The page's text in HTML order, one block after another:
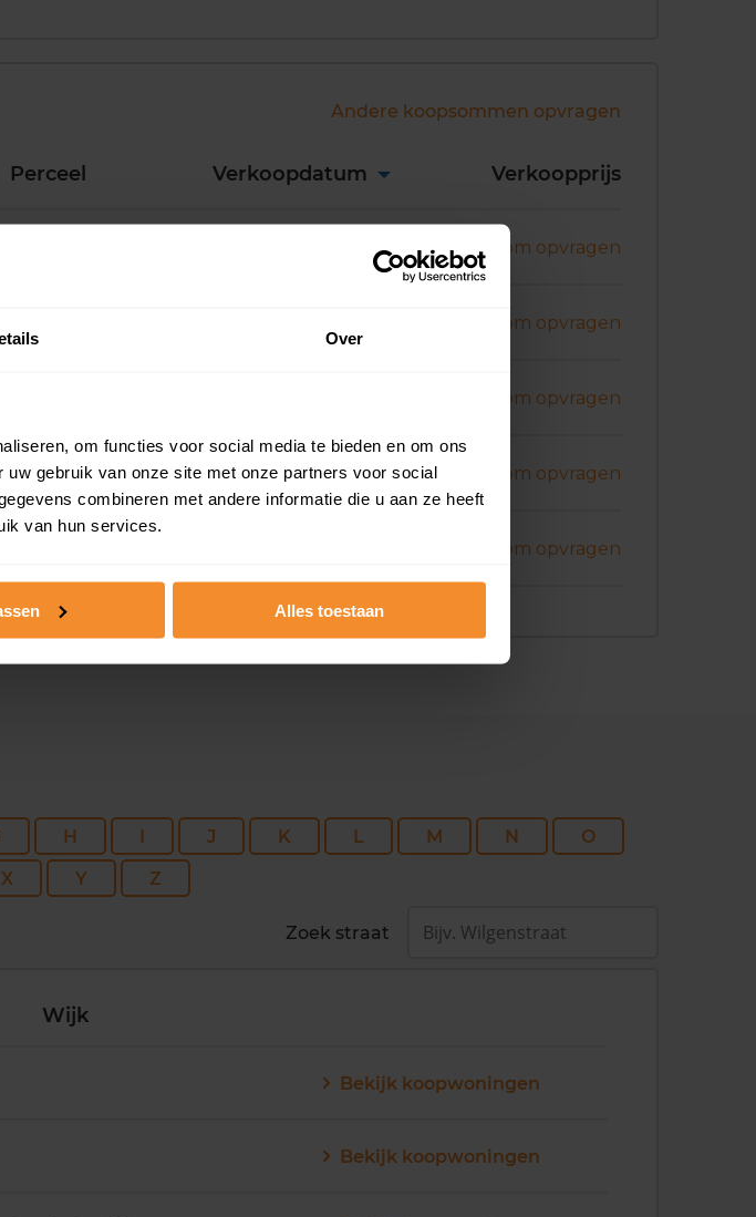
Over
om functies voor social media te bieden en om ons
gebruik van onze site met onze partners voor social
combineren met andere informatie die u aan ze heeft
van hun services.
Alles toestaan
Andere koopsommen opvragen
Perceel Verkoopdatum Verkoopprijs
Koopsom opvragen
Koopsom opvragen
Koopsom opvragen
245 m2 11 juni 2026 Koopsom opvragen
Koopsom opvragen
H I J K L M N
O
X Y Z
Zoek straat
Wijk
Bekijk koopwoningen
Bekijk koopwoningen